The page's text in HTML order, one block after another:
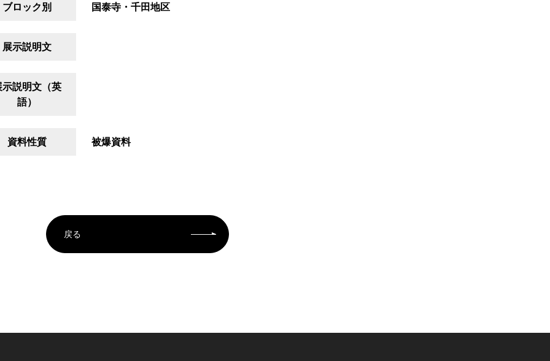
ブロック別 国泰寺・千田地区
展示説明文
示説明文（英
語）
資料性質 被爆資料
戻る